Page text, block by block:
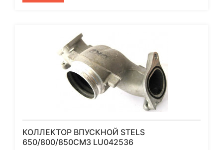
КОЛЛЕКТОР ВПУСКНОЙ STELS
650/800/850СМ3 LU042536